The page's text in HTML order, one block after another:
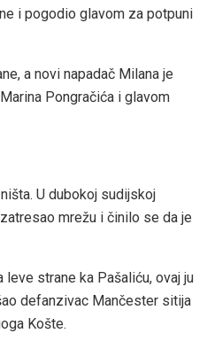
i pogodio glavom za potpuni
a novi napadač Milana je
Pongračića i glavom
U dubokoj sudijskoj
mrežu i činilo se da je
strane ka Pašaliću, ovaj ju
defanzivac Mančester sitija
Košte.